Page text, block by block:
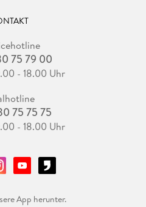
75 79 00
- 18.00 Uhr
75 75 75
- 18.00 Uhr
App herunter.